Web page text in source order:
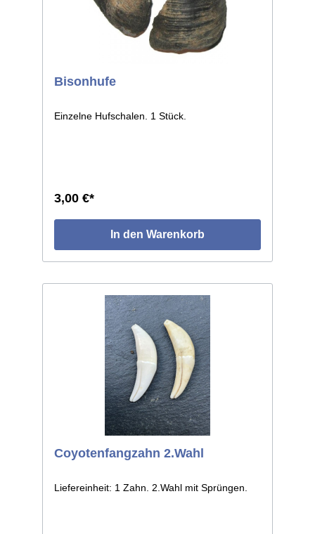
Bisonhufe
Einzelne Hufschalen. 1 Stück.
3,00 €*
In den Warenkorb
Coyotenfangzahn 2.Wahl
Liefereinheit: 1 Zahn. 2.Wahl mit Sprüngen.